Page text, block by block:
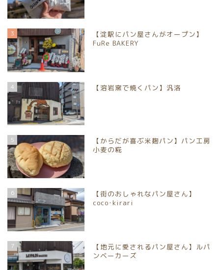
3
【淀駅にパン屋さんがオープン】
FuRe BAKERY
4 【溶岩窯で焼くパン】汎洛
5
【からだが喜ぶ米麹パン】パン工房
小麦の糀
6
【街のおしゃれなパン屋さん】
coco･kirari
7
【地元に愛されるパン屋さん】ルパ
ンベーカーズ